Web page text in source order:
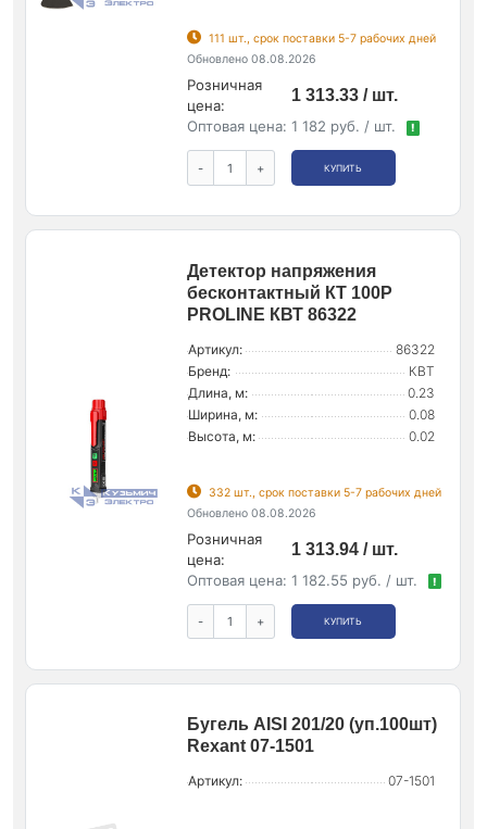
111 шт., срок поставки 5-7 рабочих дней
Обновлено 08.08.2026
Розничная
цена:
1 313.33 / шт.
Оптовая цена: 1 182 руб. / шт. !
- + КУПИТЬ
Детектор напряжения
бесконтактный КТ 100P
PROLINE КВТ 86322
Артикул:
86322
Бренд:
КВТ
Длина, м:
0.23
Ширина, м:
0.08
Высота, м:
0.02
332 шт., срок поставки 5-7 рабочих дней
Обновлено 08.08.2026
Розничная
цена:
1 313.94 / шт.
Оптовая цена: 1 182.55 руб. / шт. !
- + КУПИТЬ
Бугель AISI 201/20 (уп.100шт)
Rexant 07-1501
Артикул: 07-1501